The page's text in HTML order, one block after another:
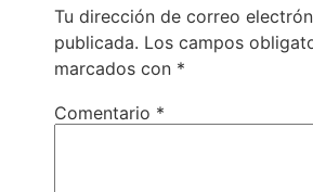
Tu dirección de correo
publicada. Los campos
marcados con *
Comentario *